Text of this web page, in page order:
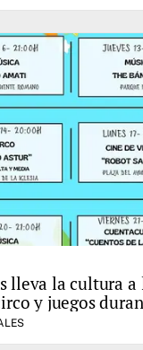
lleva la cultura
y juegos